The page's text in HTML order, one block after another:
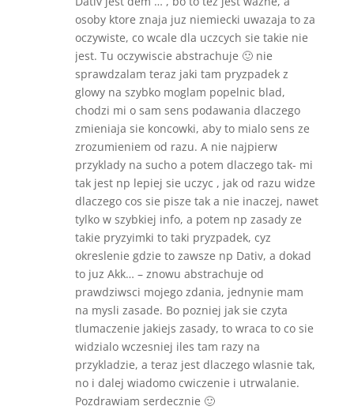
osoby ktore znaja juz niemiecki uwazaja to za
oczywiste, co wcale dla uczcych sie takie nie
jest. Tu oczywiscie abstrachuje 🙂 nie
sprawdzalam teraz jaki tam pryzpadek z
glowy na szybko moglam popelnic blad,
chodzi mi o sam sens podawania dlaczego
zmieniaja sie koncowki, aby to mialo sens ze
zrozumieniem od razu. A nie najpierw
przyklady na sucho a potem dlaczego tak- mi
tak jest np lepiej sie uczyc , jak od razu widze
dlaczego cos sie pisze tak a nie inaczej, nawet
tylko w szybkiej info, a potem np zasady ze
takie pryzyimki to taki pryzpadek, cyz
okreslenie gdzie to zawsze np Dativ, a dokad
to juz Akk… – znowu abstrachuje od
prawdziwsci mojego zdania, jednynie mam
na mysli zasade. Bo pozniej jak sie czyta
tlumaczenie jakiejs zasady, to wraca to co sie
widzialo wczesniej iles tam razy na
przykladzie, a teraz jest dlaczego wlasnie tak,
no i dalej wiadomo cwiczenie i utrwalanie.
Pozdrawiam serdecznie 🙂